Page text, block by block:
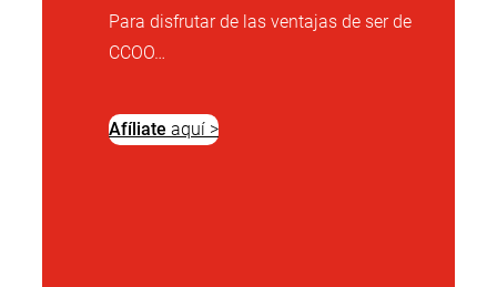
Para disfrutar de las ventajas de ser de
CCOO…
Afíliate aquí >